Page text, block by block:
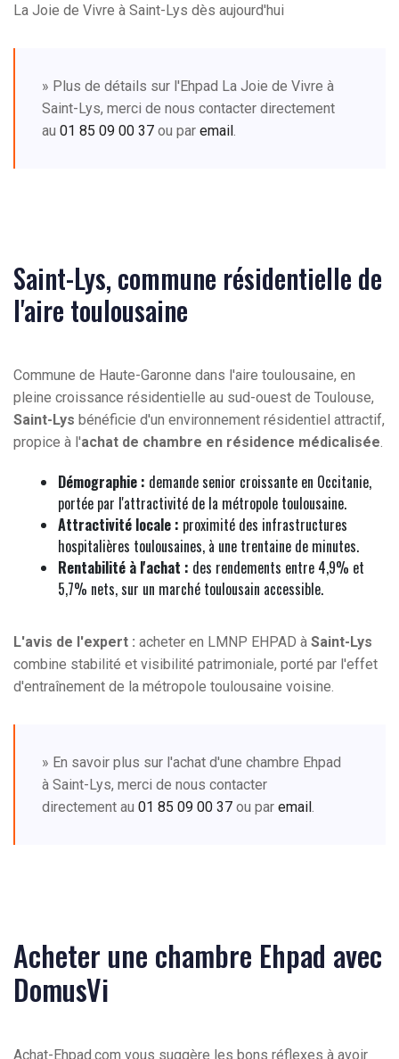
La Joie de Vivre à Saint-Lys dès aujourd'hui
» Plus de détails sur l'Ehpad La Joie de Vivre à
Saint-Lys, merci de nous contacter directement
au 01 85 09 00 37 ou par email.
Saint-Lys, commune résidentielle de
l'aire toulousaine
Commune de Haute-Garonne dans l'aire toulousaine, en
pleine croissance résidentielle au sud-ouest de Toulouse,
Saint-Lys bénéficie d'un environnement résidentiel attractif,
propice à l'achat de chambre en résidence médicalisée.
Démographie : demande senior croissante en Occitanie,
portée par l'attractivité de la métropole toulousaine.
Attractivité locale : proximité des infrastructures
hospitalières toulousaines, à une trentaine de minutes.
Rentabilité à l'achat : des rendements entre 4,9% et
5,7% nets, sur un marché toulousain accessible.
L'avis de l'expert : acheter en LMNP EHPAD à Saint-Lys
combine stabilité et visibilité patrimoniale, porté par l'effet
d'entraînement de la métropole toulousaine voisine.
» En savoir plus sur l'achat d'une chambre Ehpad
à Saint-Lys, merci de nous contacter
directement au 01 85 09 00 37 ou par email.
Acheter une chambre Ehpad avec
DomusVi
Achat-Ehpad.com vous suggère les bons réflexes à avoir